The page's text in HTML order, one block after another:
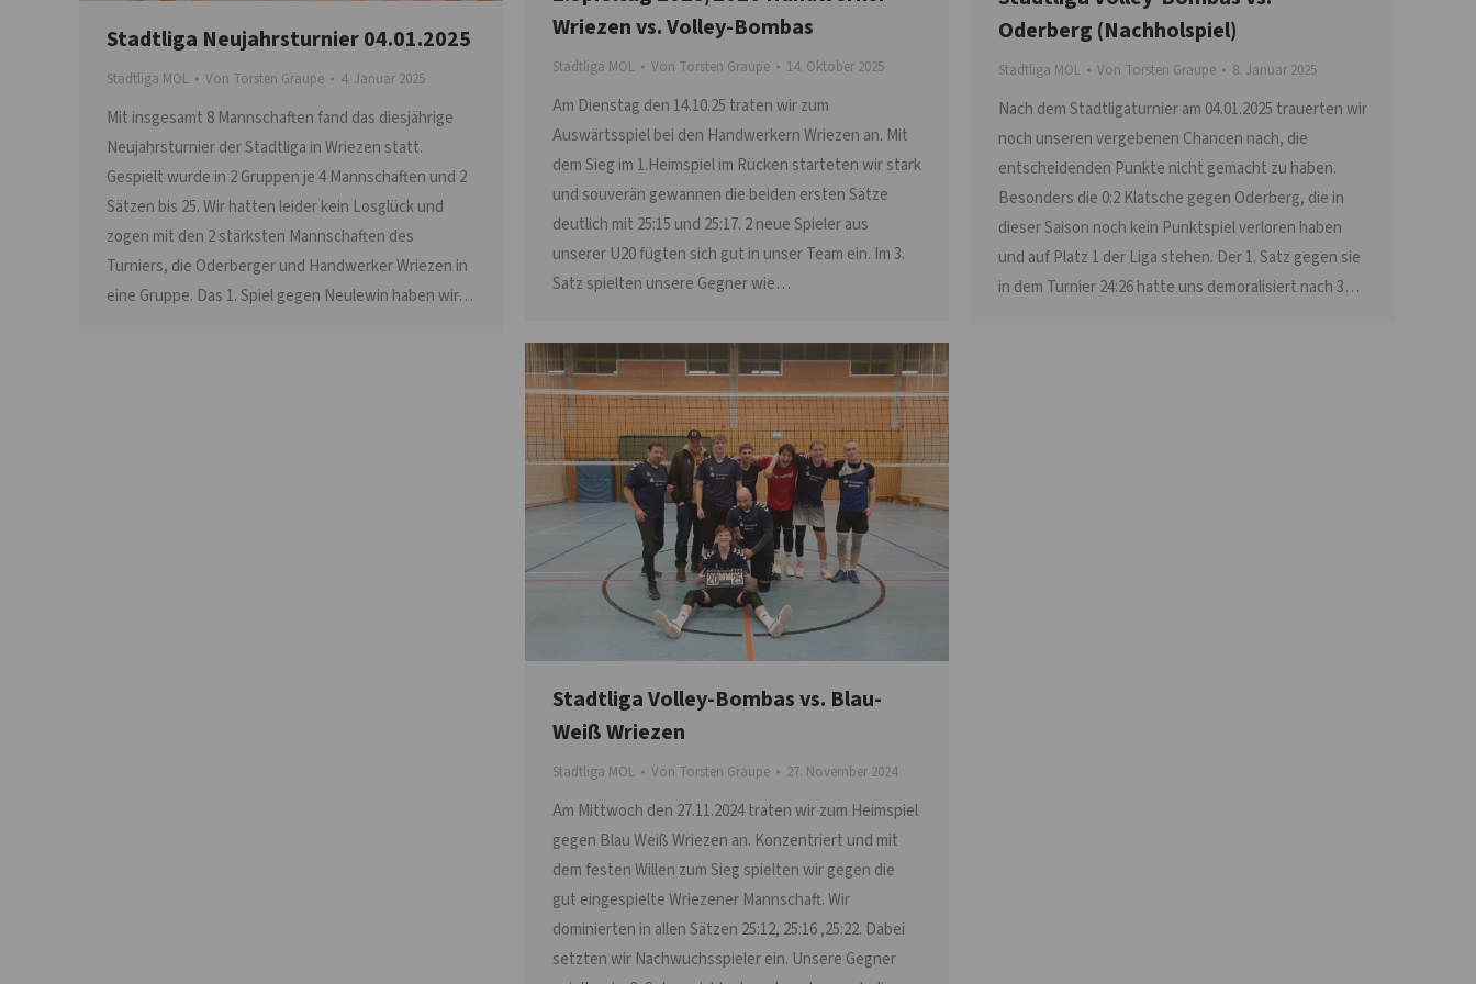
Wriezen vs. Volley-Bombas
Stadtliga MOL Von Torsten Graupe 14. Oktober 2025
Am Dienstag den 14.10.25 traten wir zum
Auswärtsspiel bei den Handwerkern Wriezen an. Mit
dem Sieg im 1.Heimspiel im Rücken starteten wir stark
und souverän gewannen die beiden ersten Sätze
deutlich mit 25:15 und 25:17. 2 neue Spieler aus
unserer U20 fügten sich gut in unser Team ein. Im 3.
Satz spielten unsere Gegner wie…
Oderberg (Nachholspiel)
Stadtliga MOL Von Torsten Graupe 8. Januar 2025
Nach dem Stadtligaturnier am 04.01.2025 trauerten wir
noch unseren vergebenen Chancen nach, die
entscheidenden Punkte nicht gemacht zu haben.
Besonders die 0:2 Klatsche gegen Oderberg, die in
dieser Saison noch kein Punktspiel verloren haben
und auf Platz 1 der Liga stehen. Der 1. Satz gegen sie
in dem Turnier 24:26 hatte uns demoralisiert nach 3…
Stadtliga Neujahrsturnier 04.01.2025
Stadtliga MOL Von Torsten Graupe 4. Januar 2025
Mit insgesamt 8 Mannschaften fand das diesjährige
Neujahrsturnier der Stadtliga in Wriezen statt.
Gespielt wurde in 2 Gruppen je 4 Mannschaften und 2
Sätzen bis 25. Wir hatten leider kein Losglück und
zogen mit den 2 stärksten Mannschaften des
Turniers, die Oderberger und Handwerker Wriezen in
eine Gruppe. Das 1. Spiel gegen Neulewin haben wir…
Stadtliga Volley-Bombas vs. Blau-
Weiß Wriezen
Stadtliga MOL Von Torsten Graupe 27. November 2024
Am Mittwoch den 27.11.2024 traten wir zum Heimspiel
gegen Blau Weiß Wriezen an. Konzentriert und mit
dem festen Willen zum Sieg spielten wir gegen die
gut eingespielte Wriezener Mannschaft. Wir
dominierten in allen Sätzen 25:12, 25:16 ,25:22. Dabei
setzten wir Nachwuchsspieler ein. Unsere Gegner